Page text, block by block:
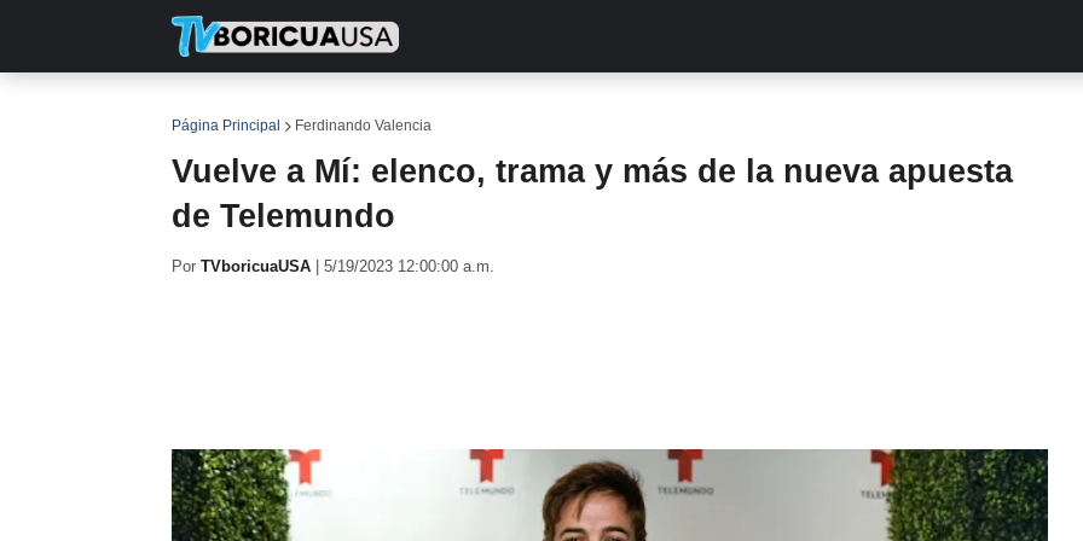
Página Principal Ferdinando Valencia
Vuelve a Mí: elenco, trama y más de la nueva apuesta
de Telemundo
Por TVboricuaUSA 5/19/2023 12:00:00 a.m.